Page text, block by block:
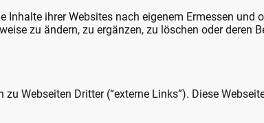
Inhalte ihrer Websites nach eigenem Ermessen und
zu ändern, zu ergänzen, zu löschen oder deren
zu Webseiten Dritter (“externe Links”). Diese